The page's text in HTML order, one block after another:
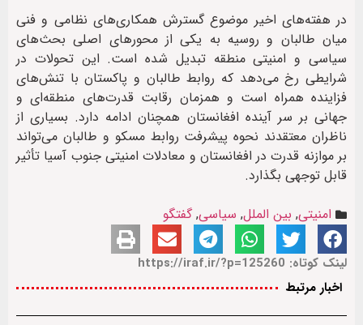
در هفته‌های اخیر موضوع گسترش همکاری‌های نظامی و فنی
میان طالبان و روسیه به یکی از محورهای اصلی بحث‌های
سیاسی و امنیتی منطقه تبدیل شده است. این تحولات در
شرایطی رخ می‌دهد که روابط طالبان و پاکستان با تنش‌های
فزاینده همراه است و همزمان رقابت قدرت‌های منطقه‌ای و
جهانی بر سر آینده افغانستان همچنان ادامه دارد. بسیاری از
ناظران معتقدند نحوه پیشرفت روابط مسکو و طالبان می‌تواند
بر موازنه قدرت در افغانستان و معادلات امنیتی جنوب آسیا تأثیر
قابل توجهی بگذارد.
امنیتی, بین الملل, سیاسی,گفتگو
لینک کوتاه: https://iraf.ir/?p=125260
اخبار مرتبط